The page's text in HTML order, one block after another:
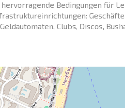
Bedingungen für
Clubs, Discos,